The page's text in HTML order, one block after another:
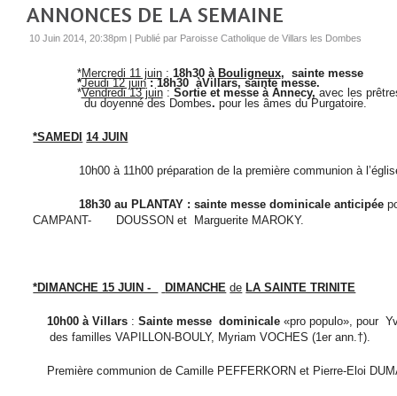
ANNONCES DE LA SEMAINE
10 Juin 2014, 20:38pm | Publié par Paroisse Catholique de Villars les Dombes
*Mercredi 11 juin: 18h30 à Bouligneux, sainte messe
*Jeudi 12 juin : 18h30 àVillars, sainte messe.
*Vendredi 13 juin: Sortie et messe à Annecy, avec les
du doyenné des Dombes. pour les âmes du Purgatoire.
*SAMEDI 14 JUIN
10h00 à 11h00 préparation de la première communion à
18h30 au PLANTAY : sainte messe dominicale anticipée
CAMPANT- DOUSSON et Marguerite MAROKY.
*DIMANCHE 15 JUIN - DIMANCHE de LA SAINTE TRINITE
10h00 à Villars :Sainte messe dominicale «pro populo», pour
des familles VAPILLON-BOULY, Myriam VOCHES (1er ann.†).
Première communion de Camille PEFFERKORN et Pierre-Eloi